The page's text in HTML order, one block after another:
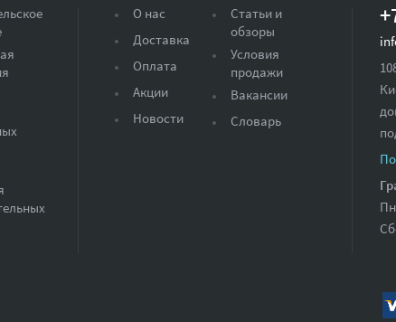
О нас
Доставка
Оплата
Акции
Новости
Статьи и
обзоры
Условия
продажи
Вакансии
Словарь